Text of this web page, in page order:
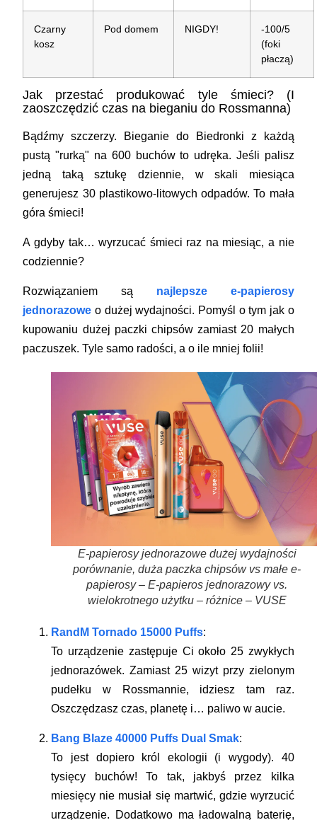
Czarny
kosz
Pod domem NIGDY!
-100/5
(foki
płaczą)
Jak przestać produkować tyle śmieci? (I
zaoszczędzić czas na bieganiu do Rossmanna)
Bądźmy szczerzy. Bieganie do Biedronki z każdą
pustą "rurką" na 600 buchów to udręka. Jeśli palisz
jedną taką sztukę dziennie, w skali miesiąca
generujesz 30 plastikowo-litowych odpadów. To mała
góra śmieci!
A gdyby tak… wyrzucać śmieci raz na miesiąc, a nie
codziennie?
Rozwiązaniem są najlepsze e-papierosy
jednorazowe o dużej wydajności. Pomyśl o tym jak o
kupowaniu dużej paczki chipsów zamiast 20 małych
paczuszek. Tyle samo radości, a o ile mniej folii!
E-papierosy jednorazowe dużej wydajności
porównanie, duża paczka chipsów vs małe e-
papierosy – E-papieros jednorazowy vs.
wielokrotnego użytku – różnice – VUSE
RandM Tornado 15000 Puffs:
To urządzenie zastępuje Ci około 25 zwykłych
jednorazówek. Zamiast 25 wizyt przy zielonym
pudełku w Rossmannie, idziesz tam raz.
Oszczędzasz czas, planetę i… paliwo w aucie.
Bang Blaze 40000 Puffs Dual Smak:
To jest dopiero król ekologii (i wygody). 40
tysięcy buchów! To tak, jakbyś przez kilka
miesięcy nie musiał się martwić, gdzie wyrzucić
urządzenie. Dodatkowo ma ładowalną baterię,